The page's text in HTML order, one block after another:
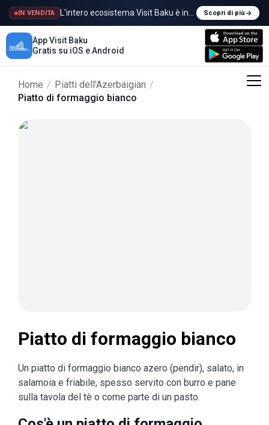
IN VENDITA L'intero ecosistema Visit Baku è in venditaScopri di più
App Visit Baku
Gratis su iOS e Android
Home / Piatti dell'Azerbaigian /
Piatto di formaggio bianco
Piatto di formaggio bianco
Un piatto di formaggio bianco azero (pendir), salato, in
salamoia e friabile, spesso servito con burro e pane
sulla tavola del tè o come parte di un pasto.